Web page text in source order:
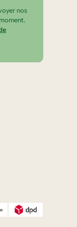
nos